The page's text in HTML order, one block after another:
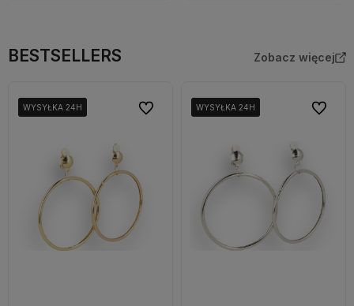
BESTSELLERS Zobacz więcej
WYSYŁKA 24H
WYSYŁKA 24H
WYSYŁKA 24H Do ulubionychWYSYŁKA 24H
WYSYŁKA 24H
WYSYŁKA 24H Do